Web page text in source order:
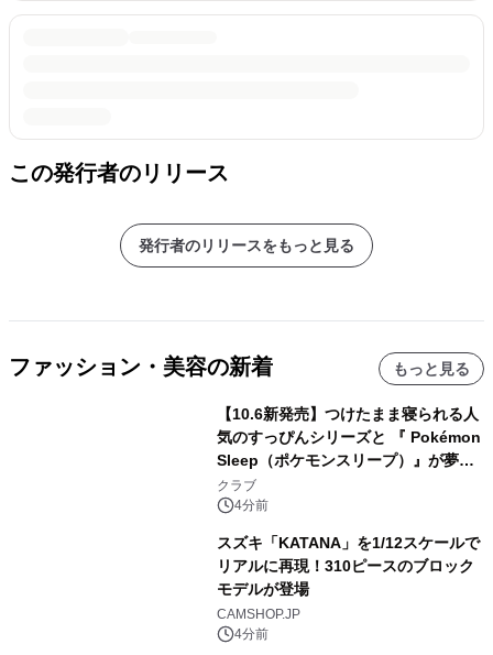
この発行者のリリース
発行者のリリースをもっと見る
ファッション・美容の新着 もっと見る
【10.6新発売】つけたまま寝られる人
気のすっぴんシリーズと 『 Pokémon
Sleep（ポケモンスリープ）』が夢の
コラボレーション！
クラブ
4分前
スズキ「KATANA」を1/12スケールで
リアルに再現！310ピースのブロック
モデルが登場
CAMSHOP.JP
4分前